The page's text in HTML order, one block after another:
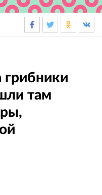
грибники
там